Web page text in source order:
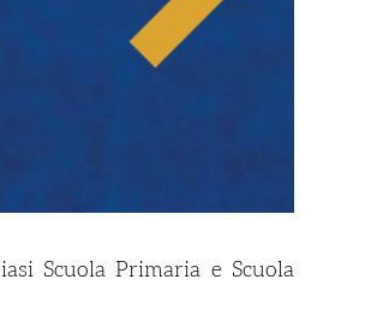
Scuola Primaria e Scuola